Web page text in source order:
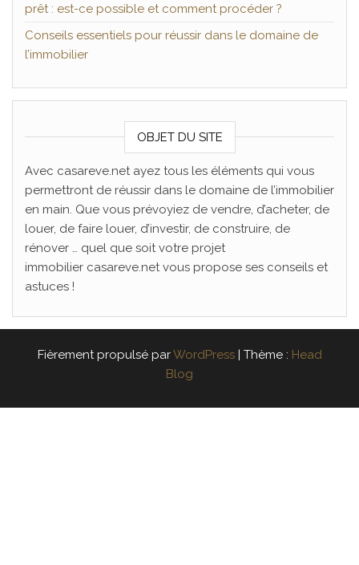
prêt : est-ce possible et comment procéder ?
Conseils essentiels pour réussir dans le domaine de
l’immobilier
OBJET DU SITE
Avec casareve.net ayez tous les éléments qui vous
permettront de réussir dans le domaine de l’immobilier
en main. Que vous prévoyiez de vendre, d’acheter, de
louer, de faire louer, d’investir, de construire, de
rénover … quel que soit votre projet
immobilier casareve.net vous propose ses conseils et
astuces !
Fièrement propulsé parWordPress | Thème : Head
Blog